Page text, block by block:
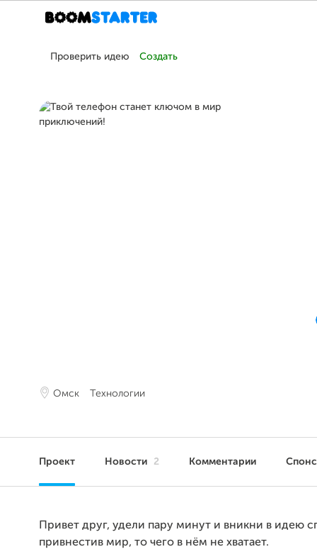
Проверить идею Создать
Омск Технологии
Проект Новости 2 Комментарии
Привет друг, удели пару минут и вникни в идею
привнестив мир, то чего в нём не хватает.